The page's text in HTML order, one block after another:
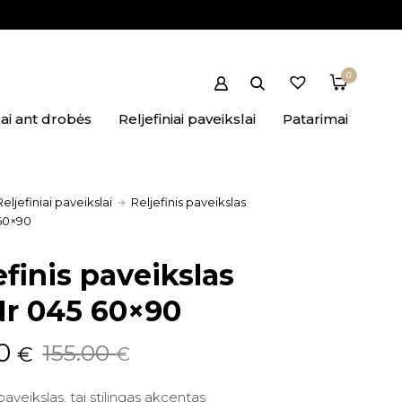
0
ant drobės Reljefiniai paveikslai Patarimai
paveikslai
Reljefinis paveikslas
paveikslas
045 60×90
155.00€
€
tai stilingas akcentas